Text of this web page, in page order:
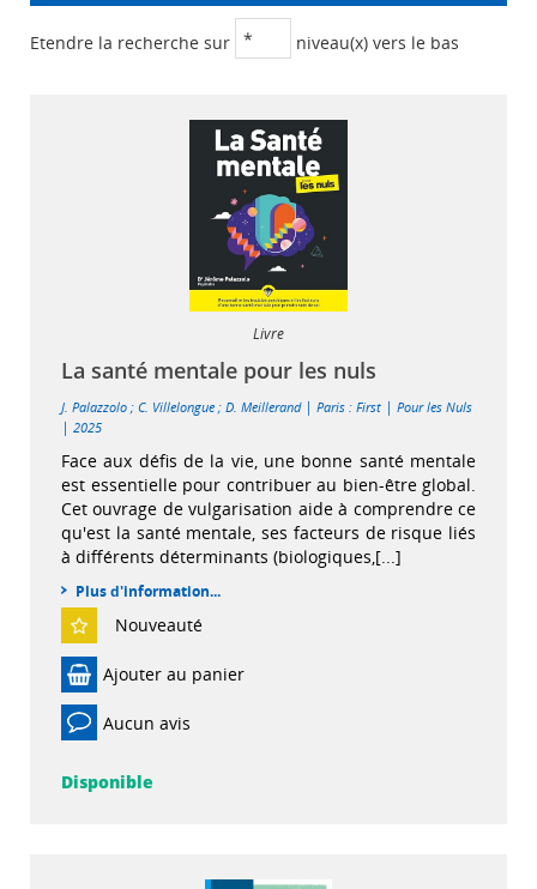
Etendre la recherche sur niveau(x) vers le bas
Livre
La santé mentale pour les nuls
J. Palazzolo ; C. Villelongue ; D. Meillerand | Paris : First | Pour les Nuls
| 2025
Face aux défis de la vie, une bonne santé mentale
est essentielle pour contribuer au bien-être global.
Cet ouvrage de vulgarisation aide à comprendre ce
qu'est la santé mentale, ses facteurs de risque liés
à différents déterminants (biologiques,[...]
Plus d'information...
Nouveauté
Ajouter au panier
Aucun avis
Disponible